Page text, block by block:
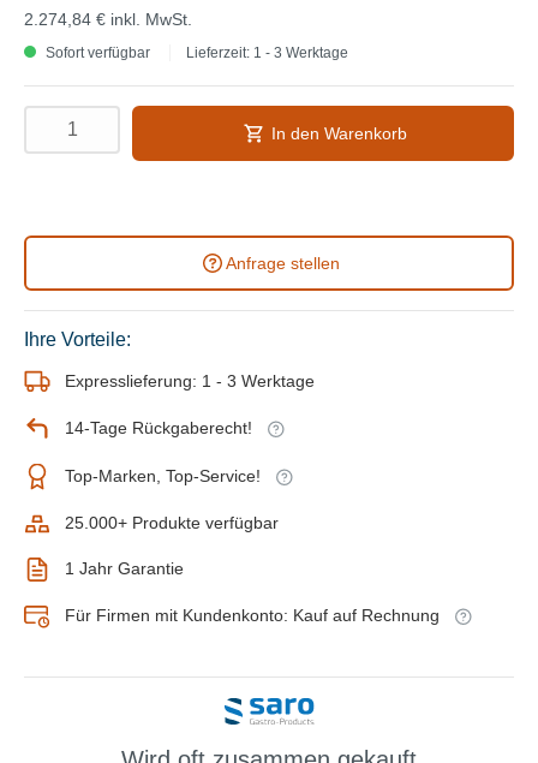
2.274,84 € inkl. MwSt.
Sofort verfügbar Lieferzeit: 1 - 3 Werktage
In den Warenkorb
Anfrage stellen
Ihre Vorteile:
Expresslieferung: 1 - 3 Werktage
14-Tage Rückgaberecht!
Top-Marken, Top-Service!
25.000+ Produkte verfügbar
1 Jahr Garantie
Für Firmen mit Kundenkonto: Kauf auf Rechnung